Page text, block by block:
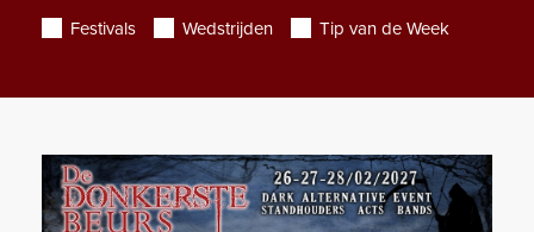
Festivals
Wedstrijden Tip van de Week